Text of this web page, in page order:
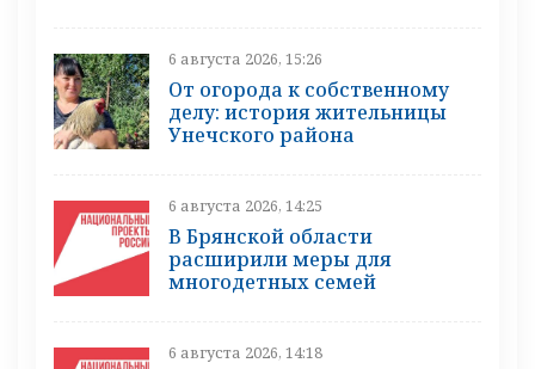
6 августа 2026, 15:26
От огорода к собственному
делу: история жительницы
Унечского района
6 августа 2026, 14:25
В Брянской области
расширили меры для
многодетных семей
6 августа 2026, 14:18